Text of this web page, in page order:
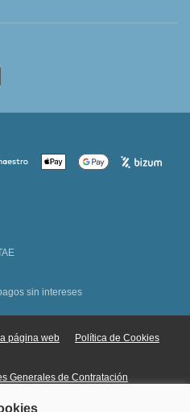
sin intereses
página web Política de Cookies
Generales de Contratación